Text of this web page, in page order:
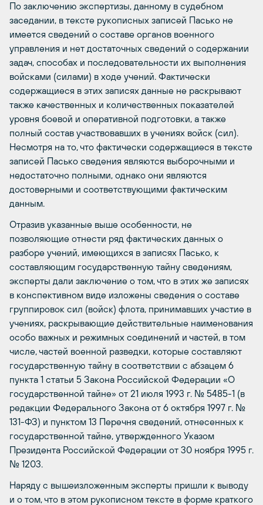
По заключению экспертизы, данному в судебном
заседании, в тексте рукописных записей Пасько не
имеется сведений о составе органов военного
управления и нет достаточных сведений о содержании
задач, способах и последовательности их выполнения
войсками (силами) в ходе учений. Фактически
содержащиеся в этих записях данные не раскрывают
также качественных и количественных показателей
уровня боевой и оперативной подготовки, а также
полный состав участвовавших в учениях войск (сил).
Несмотря на то, что фактически содержащиеся в тексте
записей Пасько сведения являются выборочными и
недостаточно полными, однако они являются
достоверными и соответствующими фактическим
данным.
Отразив указанные выше особенности, не
позволяющие отнести ряд фактических данных о
разборе учений, имеющихся в записях Пасько, к
составляющим государственную тайну сведениям,
эксперты дали заключение о том, что в этих же записях
в конспективном виде изложены сведения о составе
группировок сил (войск) флота, принимавших участие в
учениях, раскрывающие действительные наименования
особо важных и режимных соединений и частей, в том
числе, частей военной разведки, которые составляют
государственную тайну в соответствии с абзацем 6
пункта 1 статьи 5 Закона Российской Федерации «О
государственной тайне» от 21 июля 1993 г. № 5485-1 (в
редакции Федерального Закона от 6 октября 1997 г. №
131-ФЗ) и пунктом 13 Перечня сведений, отнесенных к
государственной тайне, утвержденного Указом
Президента Российской Федерации от 30 ноября 1995 г.
№ 1203.
Наряду с вышеизложенным эксперты пришли к выводу
и о том, что в этом рукописном тексте в форме краткого